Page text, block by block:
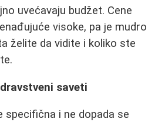
uvećavaju budžet. Cene
visoke, pa je mudro
želite da vidite i koliko ste
saveti
specifična i ne dopada se